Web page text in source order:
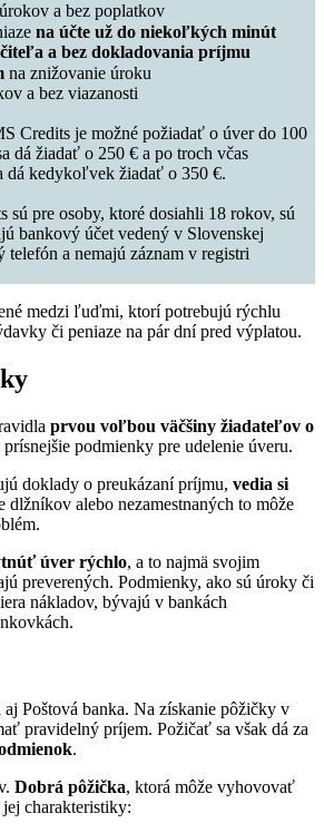
a bez poplatkov
na účte už do niekoľkých minút
a bez dokladovania príjmu
na znižovanie úroku
a bez viazanosti
Credits je možné požiadať o úver do 100
dá žiadať o 250 € a po troch včas
dá kedykoľvek žiadať o 350 €.
sú pre osoby, ktoré dosiahli 18 rokov, sú
bankový účet vedený v Slovenskej
a nemajú záznam v registri
medzi ľuďmi, ktorí potrebujú rýchlu
či peniaze na pár dní pred výplatou.
prvou voľbou väčšiny žiadateľov o
podmienky pre udelenie úveru.
doklady o preukázaní príjmu, vedia si
dlžníkov alebo nezamestnaných to môže
úver rýchlo, a to najmä svojim
preverených. Podmienky, ako sú úroky či
nákladov, bývajú v bankách
Poštová banka. Na získanie pôžičky v
pravidelný príjem. Požičať sa však dá za
.
Dobrá pôžička, ktorá môže vyhovovať
charakteristiky: